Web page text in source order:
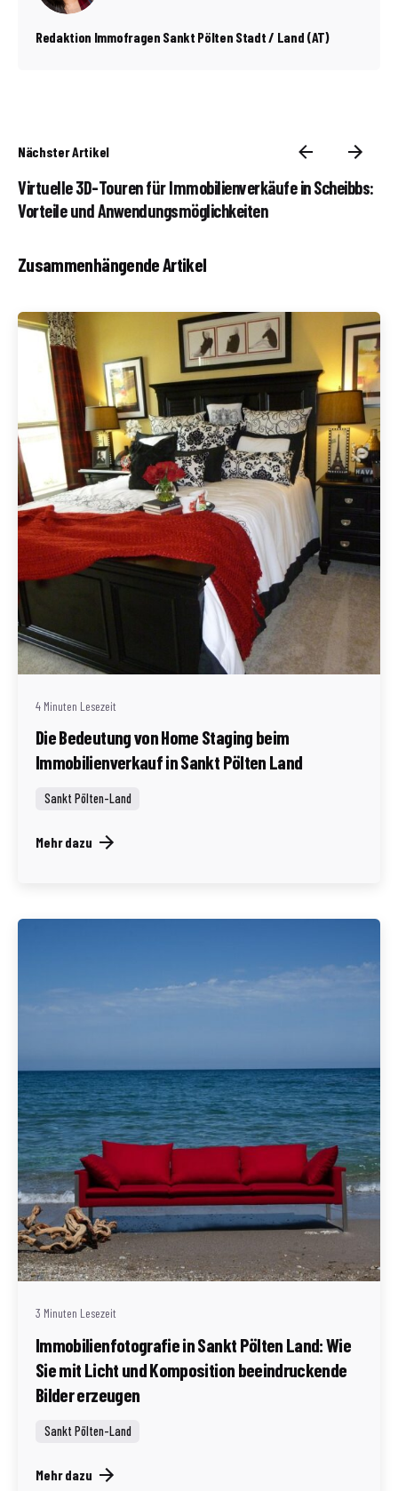
Redaktion Immofragen Sankt Pölten Stadt / Land (AT)
Nächster Artikel
Virtuelle 3D-Touren für Immobilienverkäufe in Scheibbs:
Vorteile und Anwendungsmöglichkeiten
Zusammenhängende Artikel
Redaktion Immofragen Sankt Pölten Stadt / Land
(AT)
4 Minuten Lesezeit
Die Bedeutung von Home Staging beim
Immobilienverkauf in Sankt Pölten Land
Sankt Pölten-Land
Mehr dazu
Geschrieben von
Redaktion Immofragen Sankt Pölten Stadt / Land
(AT)
3 Minuten Lesezeit
Immobilienfotografie in Sankt Pölten Land: Wie
Sie mit Licht und Komposition beeindruckende
Bilder erzeugen
Sankt Pölten-Land
Mehr dazu